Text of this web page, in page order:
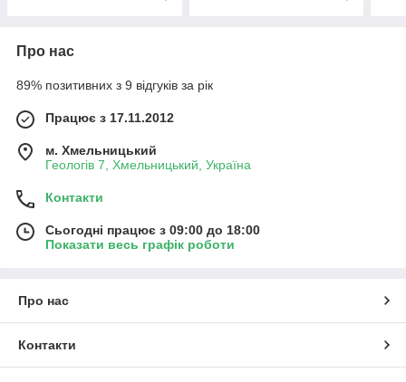
Про нас
89% позитивних з 9 відгуків за рік
Працює з 17.11.2012
м. Хмельницький
Геологів 7, Хмельницький, Україна
Контакти
Сьогодні працює з 09:00 до 18:00
Показати весь графік роботи
Про нас
Контакти